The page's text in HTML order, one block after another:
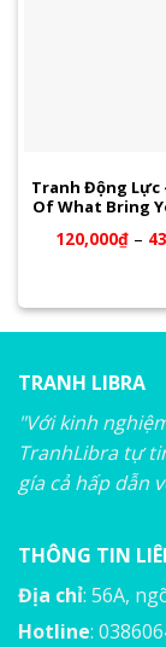
Tranh Động Lực
Of What Bring
120,000₫–
TRANH LIBRA
"Với kinh
TranhLibra tự
gía cả hấp dẫn
THÔNG TIN
Địa chỉ: 56A,
Hotline: